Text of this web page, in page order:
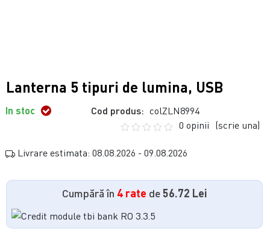
Lanterna 5 tipuri de lumina, USB
In stoc Cod produs: colZLN8994
0 opinii (scrie una)
Livrare estimata: 08.08.2026 - 09.08.2026
Cumpără în 4 rate de56.72 Lei